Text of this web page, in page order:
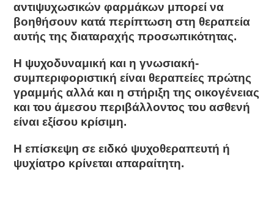
αντιψυχωσικών φαρμάκων μπορεί να
βοηθήσουν κατά περίπτωση στη θεραπεία
αυτής της διαταραχής προσωπικότητας.
Η ψυχοδυναμική και η γνωσιακή-
συμπεριφοριστική είναι θεραπείες πρώτης
γραμμής αλλά και η στήριξη της οικογένειας
και του άμεσου περιβάλλοντος του ασθενή
είναι εξίσου κρίσιμη.
Η επίσκεψη σε ειδκό ψυχοθεραπευτή ή
ψυχίατρο κρίνεται απαραίτητη.